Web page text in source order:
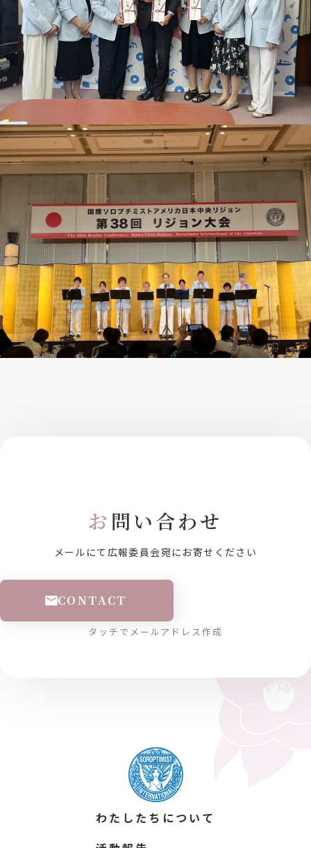
お 問い合わせ
メールにて広報委員会宛にお寄せください
CONTACT
タッチでメールアドレス作成
わたしたちについて